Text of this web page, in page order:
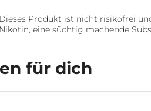
Dieses Produkt ist nicht risikofrei
Nikotin, eine süchtig machende
für dich